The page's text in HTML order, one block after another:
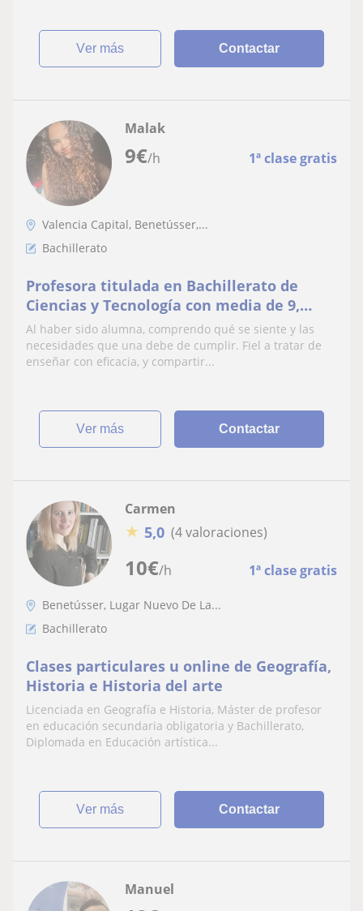
ver más Contactar
9€/h 1ª clase gratis
Malak
Valencia Capital, Benetússer,...
Bachillerato
Profesora titulada en Bachillerato de
Ciencias y Tecnología con media de 9,
ofrezco clases de apoyo en cualquier
asignatura.
Al haber sido alumna, comprendo qué se siente y las
necesidades que una debe de cumplir. Fiel a tratar de
enseñar con eficacia, y compartir...
ver más Contactar
10€/h 1ª clase gratis
Carmen
★ 5,0 (4 valoraciones)
Benetússer, Lugar Nuevo De La...
Bachillerato
Clases particulares u online de Geografía,
Historia e Historia del arte
Licenciada en Geografía e Historia, Máster de profesor
en educación secundaria obligatoria y Bachillerato,
Diplomada en Educación artística...
ver más Contactar
Manuel